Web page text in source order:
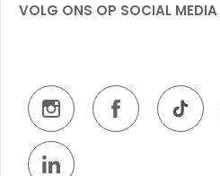
VOLG ONS OP SOCIAL MEDIA